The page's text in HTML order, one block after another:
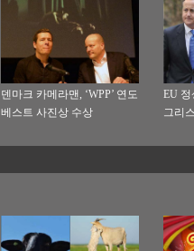
덴마크 카메라맨, ‘WPP’ 연도
베스트 사진상 수상
EU
그리